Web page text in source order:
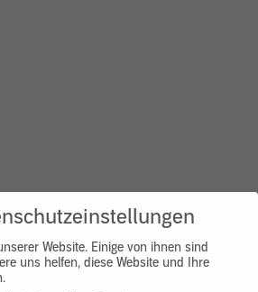
Website. Einige von ihnen sind
uns helfen, diese Website und Ihre